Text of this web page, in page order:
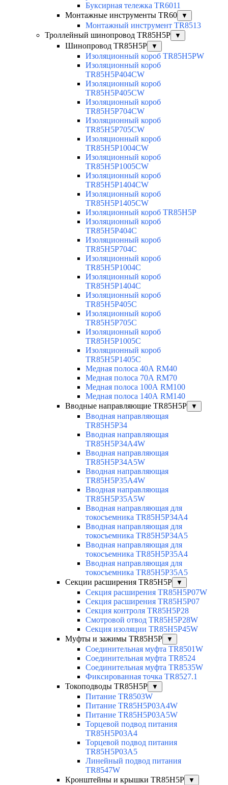
Буксирная тележка TR6011
Монтажные инструменты TR60
▼
Монтажный инструмент TR8513
Троллейный шинопровод TR85H5P
▼
Шинопровод TR85H5P ▼
Изоляционный короб TR85H5PW
Изоляционный короб
TR85H5P404CW
Изоляционный короб
TR85H5P405CW
Изоляционный короб
TR85H5P704CW
Изоляционный короб
TR85H5P705CW
Изоляционный короб
TR85H5P1004CW
Изоляционный короб
TR85H5P1005CW
Изоляционный короб
TR85H5P1404CW
Изоляционный короб
TR85H5P1405CW
Изоляционный короб TR85H5P
Изоляционный короб
TR85H5P404C
Изоляционный короб
TR85H5P704C
Изоляционный короб
TR85H5P1004C
Изоляционный короб
TR85H5P1404C
Изоляционный короб
TR85H5P405C
Изоляционный короб
TR85H5P705C
Изоляционный короб
TR85H5P1005C
Изоляционный короб
TR85H5P1405C
Медная полоса 40А RM40
Медная полоса 70А RM70
Медная полоса 100А RM100
Медная полоса 140А RM140
Вводные направляющие TR85H5P
▼
Вводная направляющая
TR85H5P34
Вводная направляющая
TR85H5P34A4W
Вводная направляющая
TR85H5P34A5W
Вводная направляющая
TR85H5P35A4W
Вводная направляющая
TR85H5P35A5W
Вводная направляющая для
токосъемника TR85H5P34A4
Вводная направляющая для
токосъемника TR85H5P34A5
Вводная направляющая для
токосъемника TR85H5P35A4
Вводная направляющая для
токосъемника TR85H5P35A5
Секции расширения TR85H5P
▼
Секция расширения TR85H5P07W
Секция расширения TR85H5P07
Секция контроля TR85H5P28
Смотровой отвод TR85H5P28W
Секция изоляции TR85H5P45W
Муфты и зажимы TR85H5P
▼
Соединительная муфта TR8501W
Соединительная муфта TR8524
Соединительная муфта TR8535W
Фиксированная точка TR8527.1
Токоподводы TR85H5P
▼
Питание TR8503W
Питание TR85H5P03A4W
Питание TR85H5P03A5W
Торцевой подвод питания
TR85H5P03A4
Торцевой подвод питания
TR85H5P03A5
Линейный подвод питания
TR8547W
Кронштейны и крышки TR85H5P
▼